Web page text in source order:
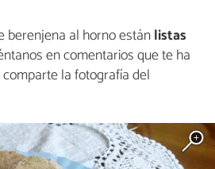
berenjena al horno estánlistas
en comentarios que te ha
la fotografía del